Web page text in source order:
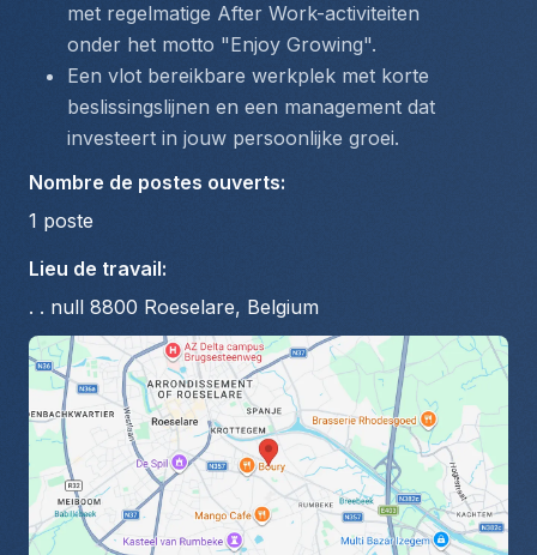
met regelmatige After Work-activiteiten
onder het motto "Enjoy Growing".
Een vlot bereikbare werkplek met korte
beslissingslijnen en een management dat
investeert in jouw persoonlijke groei.
Nombre de postes ouverts:
1 poste
Lieu de travail:
. . null 8800 Roeselare, Belgium